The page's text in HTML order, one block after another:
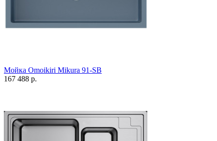
Мойка Omoikiri Mikura 91-SB
167 488 р.